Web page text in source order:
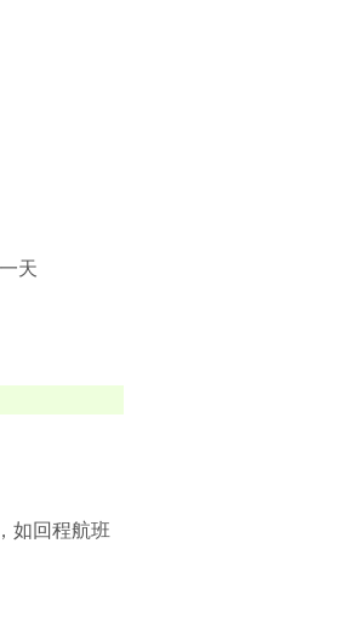
天
如回程航班